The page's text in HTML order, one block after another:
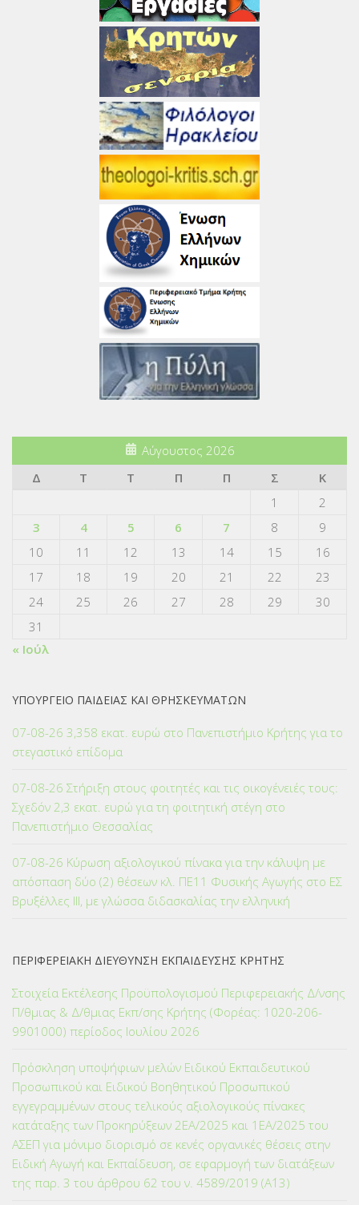
Αύγουστος 2026
Δ
Τ Τ Π Π Σ
Κ
1
2
3
4 5 6 7 8
9
10
11 12 13 14 15
16
17
18 19 20 21 22
23
24
25 26 27 28 29
30
31
« Ιούλ
ΥΠΟΥΡΓΕΙΟ ΠΑΙΔΕΙΑΣ ΚΑΙ ΘΡΗΣΚΕΥΜΑΤΩΝ
07-08-26 3,358 εκατ. ευρώ στο Πανεπιστήμιο Κρήτης για το
στεγαστικό επίδομα
07-08-26 Στήριξη στους φοιτητές και τις οικογένειές τους:
Σχεδόν 2,3 εκατ. ευρώ για τη φοιτητική στέγη στο
Πανεπιστήμιο Θεσσαλίας
07-08-26 Κύρωση αξιολογικού πίνακα για την κάλυψη με
απόσπαση δύο (2) θέσεων κλ. ΠΕ11 Φυσικής Αγωγής στο ΕΣ
Βρυξέλλες ΙΙΙ, με γλώσσα διδασκαλίας την ελληνική
ΠΕΡΙΦΕΡΕΙΑΚΗ ΔΙΕΥΘΥΝΣΗ ΕΚΠΑΙΔΕΥΣΗΣ ΚΡΗΤΗΣ
Στοιχεία Εκτέλεσης Προϋπολογισμού Περιφερειακής Δ/νσης
Π/θμιας & Δ/θμιας Εκπ/σης Κρήτης (Φορέας: 1020-206-
9901000) περίοδος Ιουλίου 2026
Πρόσκληση υποψήφιων μελών Ειδικού Εκπαιδευτικού
Προσωπικού και Ειδικού Βοηθητικού Προσωπικού
εγγεγραμμένων στους τελικούς αξιολογικούς πίνακες
κατάταξης των Προκηρύξεων 2ΕΑ/2025 και 1ΕΑ/2025 του
ΑΣΕΠ για μόνιμο διορισμό σε κενές οργανικές θέσεις στην
Ειδική Αγωγή και Εκπαίδευση, σε εφαρμογή των διατάξεων
της παρ. 3 του άρθρου 62 του ν. 4589/2019 (Α΄13)